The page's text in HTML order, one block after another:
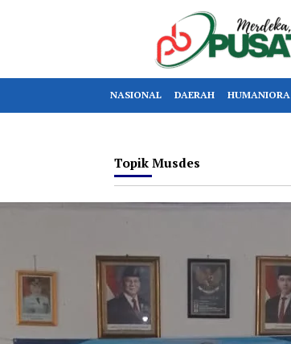
NASIONAL DAERAH HUMANIORA
Topik Musdes